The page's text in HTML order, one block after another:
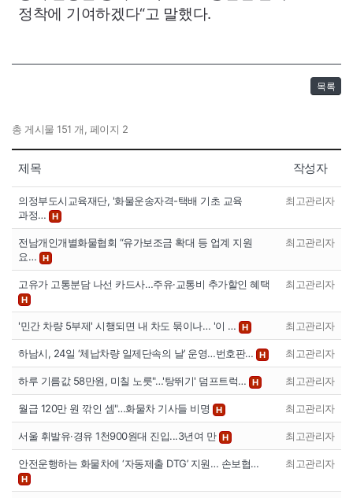
정착에 기여하겠다“고 말했다.
목록
총 게시물 151 개, 페이지 2
제목 작성자
의정부도시교육재단, '화물운송자격-택배 기초 교육
과정… H
최고관리자
전남개인개별화물협회 “유가보조금 확대 등 업계 지원
요… H
최고관리자
고유가 고통분담 나선 카드사…주유·교통비 추가할인 혜택
H
최고관리자
'민간 차량 5부제' 시행되면 내 차도 묶이나… '이 … H 최고관리자
하남시, 24일 ‘체납차량 일제단속의 날’ 운영…번호판… H 최고관리자
하루 기름값 58만원, 미칠 노릇"…'탕뛰기' 덤프트럭… H 최고관리자
월급 120만 원 깎인 셈"…화물차 기사들 비명 H 최고관리자
서울 휘발유·경유 1천900원대 진입...3년여 만 H 최고관리자
안전운행하는 화물차에 ‘자동제출 DTG’ 지원… 손보협…
H
최고관리자